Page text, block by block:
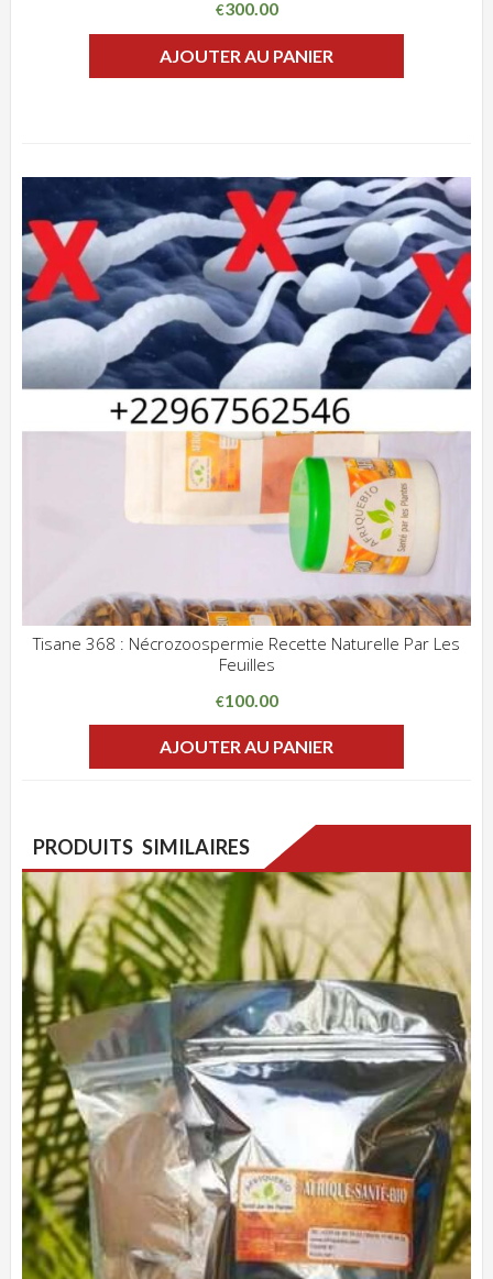
€300.00
AJOUTER AU PANIER
Tisane 368 : Nécrozoospermie Recette Naturelle Par Les
Feuilles
€100.00
AJOUTER AU PANIER
PRODUITS SIMILAIRES